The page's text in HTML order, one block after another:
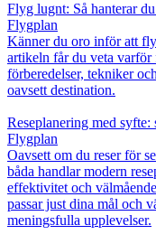
Flyg lugnt: Så hanterar
Flygplan
Känner du oro inför att
artikeln får du veta varför
förberedelser, tekniker
oavsett destination.
Reseplanering med syfte:
Flygplan
Oavsett om du reser för
båda handlar modern
effektivitet och
passar just dina mål och
meningsfulla upplevelser.